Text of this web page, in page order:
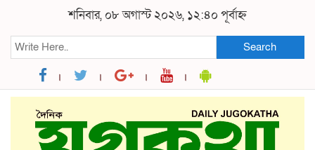
শনিবার, ০৮ অগাস্ট ২০২৬, ১২:৪০ পূর্বাহ্ন
Search